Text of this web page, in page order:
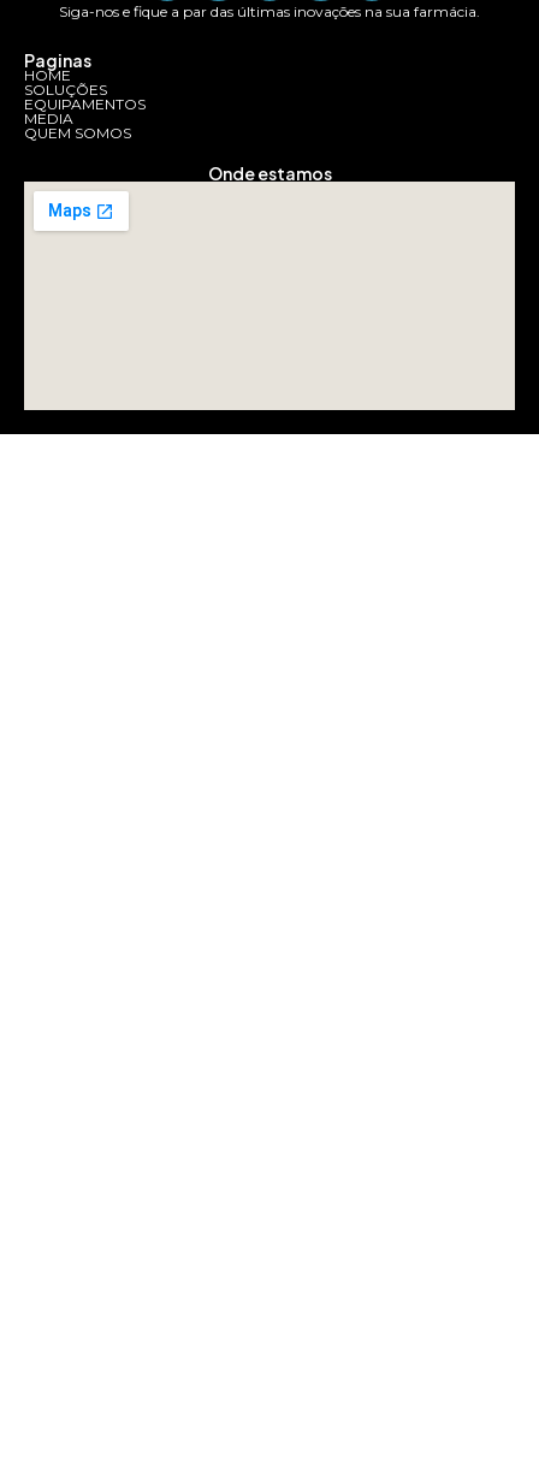
Siga-nos e fique a par das últimas inovações na sua farmácia.
Paginas
HOME
SOLUÇÕES
EQUIPAMENTOS
MEDIA
QUEM SOMOS
Onde estamos